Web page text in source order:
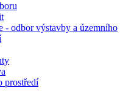
- odbor výstavby a územního
prostředí